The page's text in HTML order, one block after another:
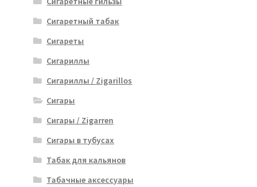
Сигаретный табак
Сигареты
Сигариллы
Сигариллы / Zigarillos
Сигары
Сигары / Zigarren
Сигары в тубусах
Табак для кальянов
Табачные аксессуары